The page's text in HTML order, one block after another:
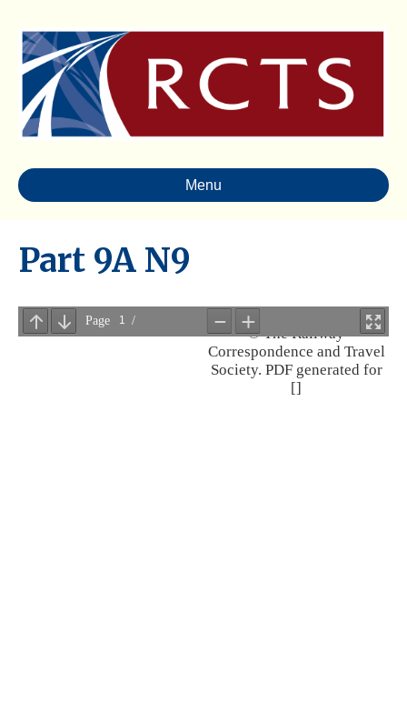
Menu
Part 9A N9